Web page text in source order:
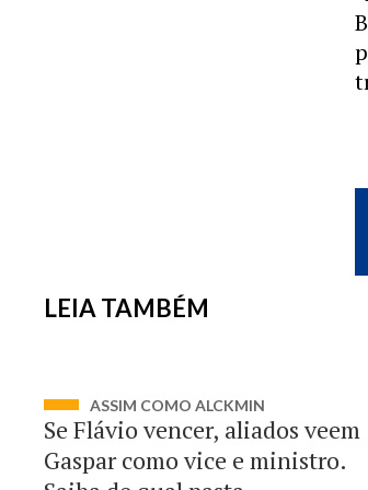
LEIA TAMBÉM
ASSIM COMO ALCKMIN
Se Flávio vencer, aliados veem
Gaspar como vice e ministro.